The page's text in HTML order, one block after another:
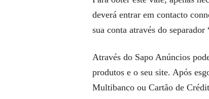
deverá entrar em contacto
sua conta através do
Através do Sapo Anúncios
produtos e o seu site. Após
Multibanco ou Cartão de